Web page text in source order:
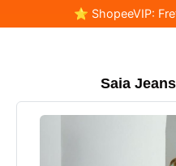
⭐ ShopeeVIP:
Saia